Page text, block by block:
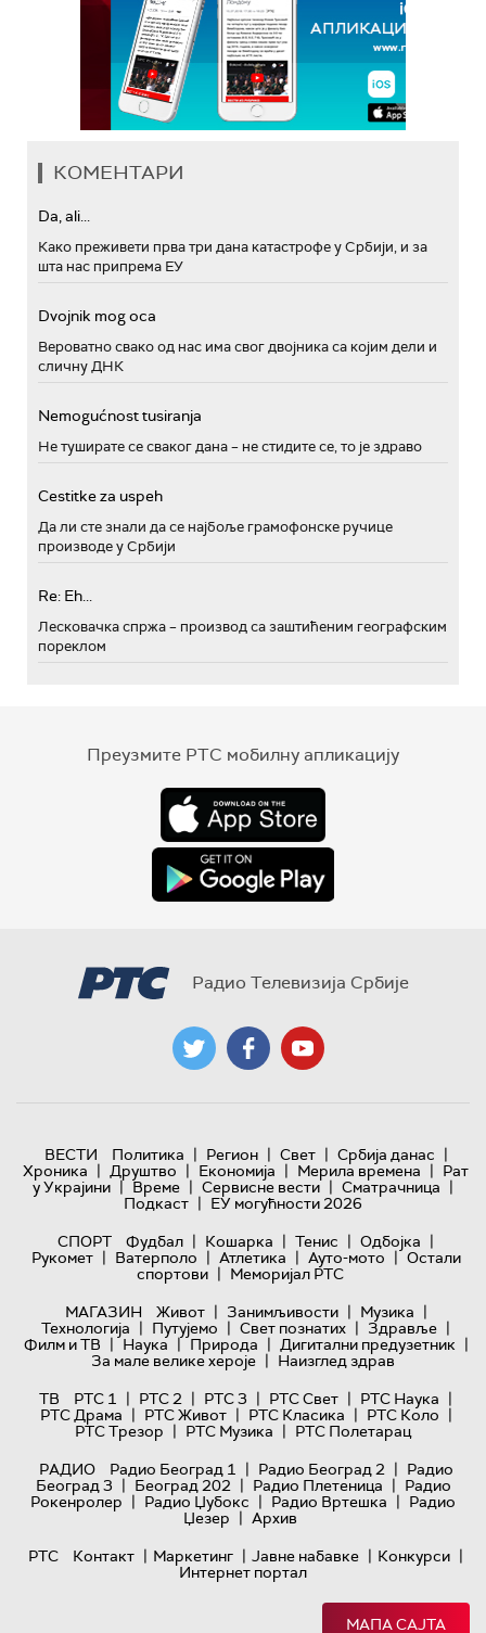
КОМЕНТАРИ
Da, ali...
Како преживети прва три дана катастрофе у Србији, и за
шта нас припрема ЕУ
Dvojnik mog oca
Вероватно свако од нас има свог двојника са којим дели и
сличну ДНК
Nemogućnost tusiranja
Не туширате се сваког дана – не стидите се, то је здраво
Cestitke za uspeh
Да ли сте знали да се најбоље грамофонске ручице
производе у Србији
Re: Eh...
Лесковачка спржа – производ са заштићеним географским
пореклом
Преузмите РТС мобилну апликацију
Радио Телевизија Србије
ВЕСТИ Политика | Регион | Свет | Србија данас |
Хроника | Друштво | Економија | Мерила времена | Рат
у Украјини | Време | Сервисне вести | Сматрачница |
Подкаст | ЕУ могућности 2026
СПОРТ
Фудбал | Кошарка | Тенис | Одбојка |
Рукомет | Ватерполо | Атлетика | Ауто-мото | Остали
спортови | Меморијал РТС
МАГАЗИН
Живот | Занимљивости | Музика |
Технологијa | Путујемо | Свет познатих | Здравље |
Филм и ТВ | Наука | Природа | Дигитални предузетник |
За мале велике хероје | Наизглед здрав
ТВ
РТС 1 | РТС 2 | РТС 3 | РТС Свет | РТС Наука |
РТС Драма | РТС Живот | РТС Класика | РТС Коло |
РТС Трезор | РТС Музика | РТС Полетарац
РАДИО
Радио Београд 1 | Радио Београд 2 | Радио
Београд 3 | Београд 202 | Радио Плетеница | Радио
Рокенролер | Радио Џубокс | Радио Вртешка | Радио
Џезер | Архив
РТС
Контакт | Маркетинг | Јавне набавке | Конкурси |
Интернет портал
МАПА САЈТА